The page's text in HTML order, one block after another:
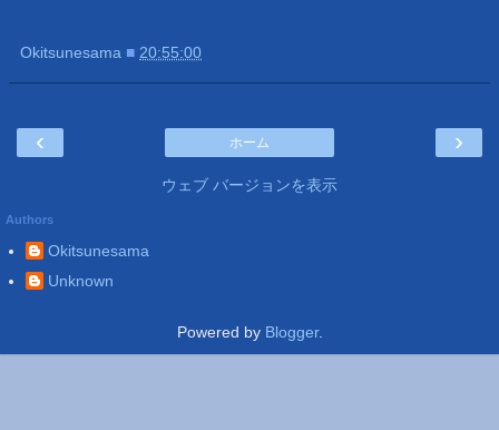
Okitsunesama ■ 20:55:00
‹ ›
ホーム
ウェブ バージョンを表示
Authors
Okitsunesama
Unknown
Powered by Blogger.